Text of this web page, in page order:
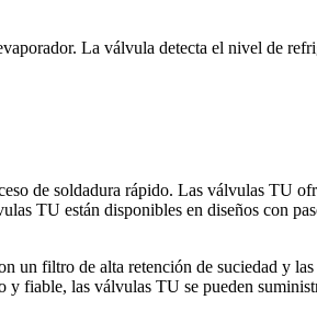
La válvula detecta el nivel de
de soldadura rápido. Las válvulas TU
TU están disponibles en diseños con
un filtro de alta retención de suciedad y
fiable, las válvulas TU se pueden